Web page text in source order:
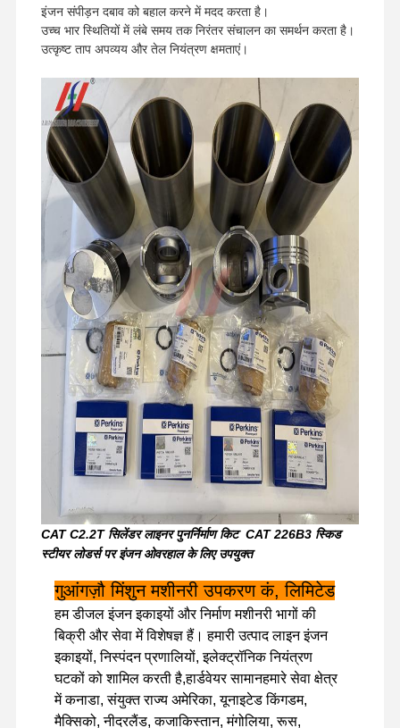
घर उत्पादों वीआर शो हमारे बारे में
फ़ैक्टरी टूर गुणवत्ता नियंत्रण हमसे संपर्क करें समाचार
पर्किन्स इंजन
कुबोटा इंजन
इसुजु इंजन
कमिंस इंजन
डीजल इंजन
इंजन संपीड़न दबाव को बहाल करने में मदद करता है।
उच्च भार स्थितियों में लंबे समय तक निरंतर संचालन का समर्थन करता है।
उत्कृष्ट ताप अपव्यय और तेल नियंत्रण क्षमताएं।
CAT C2.2T सिलेंडर लाइनर पुनर्निर्माण किट ️ CAT 226B3 स्किड
स्टीयर लोडर्स पर इंजन ओवरहाल के लिए उपयुक्त
गुआंगज़ौ मिंशुन मशीनरी उपकरण कं, लिमिटेड
हम डीजल इंजन इकाइयों और निर्माण मशीनरी भागों की
बिक्री और सेवा में विशेषज्ञ हैं। हमारी उत्पाद लाइन इंजन
इकाइयों, निस्पंदन प्रणालियों, इलेक्ट्रॉनिक नियंत्रण
घटकों को शामिल करती है,हार्डवेयर सामानहमारे सेवा क्षेत्र
में कनाडा, संयुक्त राज्य अमेरिका, यूनाइटेड किंगडम,
मैक्सिको, नीदरलैंड, कजाकिस्तान, मंगोलिया, रूस,